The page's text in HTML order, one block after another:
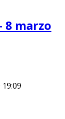
8 marzo